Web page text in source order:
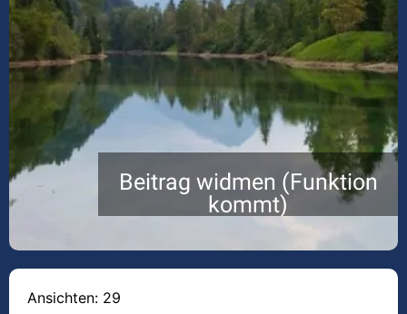
Beitrag widmen (Funktion
kommt)
Ansichten: 29